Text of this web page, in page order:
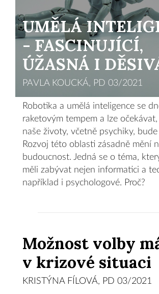
UMĚLÁ
- FASCINUJÍCÍ,
ÚŽASNÁ I
PAVLA KOUCKÁ, PD 03/2021
Robotika a umělá inteligence se
raketovým tempem a lze
naše životy, včetně psychiky, bude
Rozvoj této oblasti zásadně mění
budoucnost. Jedná se o téma,
měli zabývat nejen informatici a
například i psychologové. Proč?
Možnost volby
v krizové situaci
KRISTÝNA FÍLOVÁ, PD 03/2021